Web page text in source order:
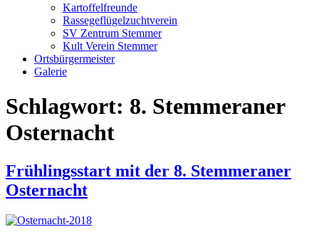
Kartoffelfreunde
Rassegeflügelzuchtverein
SV Zentrum Stemmer
Kult Verein Stemmer
Ortsbürgermeister
Galerie
Schlagwort: 8. Stemmeraner
Osternacht
Frühlingsstart mit der 8. Stemmeraner
Osternacht